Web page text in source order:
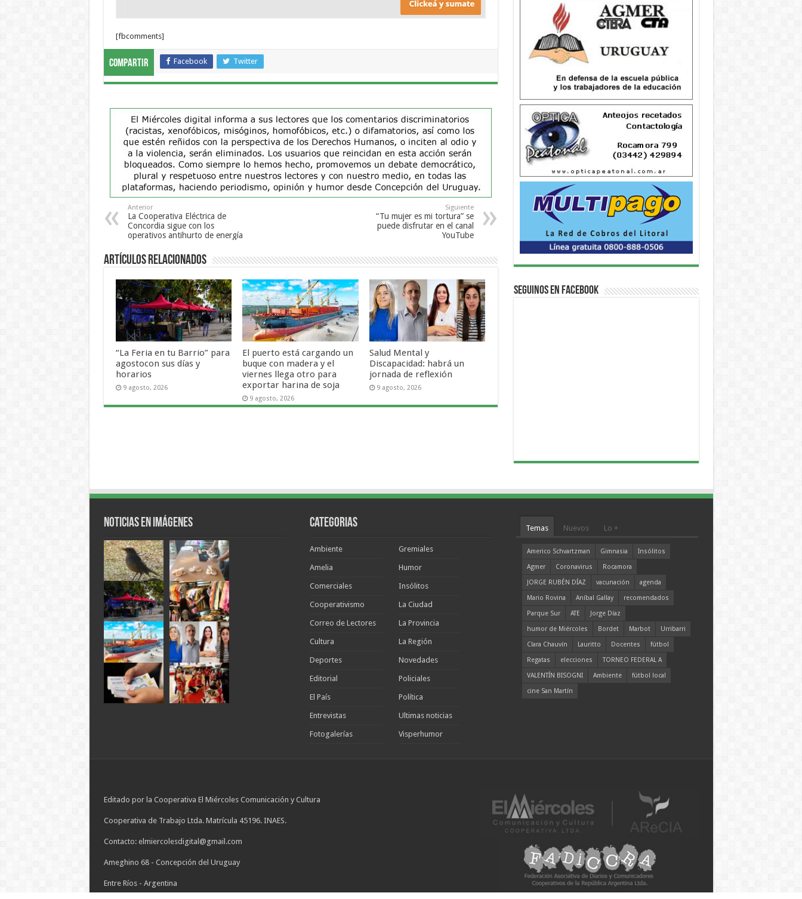
[fbcomments]
Compartir Facebook Twitter
Anterior
La Cooperativa Eléctrica de
Concordia sigue con los
operativos antihurto de energía
Siguiente
“Tu mujer es mi tortura” se
puede disfrutar en el canal
YouTube
Artículos Relacionados
“La Feria en tu Barrio” para
agostocon sus días y
horarios
9 agosto, 2026
El puerto está cargando un
buque con madera y el
viernes llega otro para
exportar harina de soja
9 agosto, 2026
Salud Mental y
Discapacidad: habrá un
jornada de reflexión
9 agosto, 2026
Seguinos en Facebook
Noticias en Imágenes Categorias
Ambiente
Amelia
Comerciales
Cooperativismo
Correo de Lectores
Cultura
Deportes
Editorial
El País
Entrevistas
Fotogalerías
Gremiales
Humor
Insólitos
La Ciudad
La Provincia
La Región
Novedades
Policiales
Política
Ultimas noticias
Visperhumor
Temas Nuevos Lo +
Americo Schvartzman Gimnasia
Insólitos
Agmer
Coronavirus
Rocamora
JORGE RUBÉN DÍAZ
vacunación
agenda
Mario Rovina
Aníbal Gallay
recomendados
Parque Sur
ATE
Jorge Díaz
humor de Miércoles
Bordet Marbot
Urribarri
Clara Chauvín
Lauritto Docentes
fútbol
Regatas
elecciones
TORNEO FEDERAL A
VALENTÍN BISOGNI
Ambiente
fútbol local
cine San Martín
Editado por la Cooperativa El Miércoles Comunicación y Cultura
Cooperativa de Trabajo Ltda. Matrícula 45196. INAES.
Contacto: elmiercolesdigital@gmail.com
Ameghino 68 - Concepción del Uruguay
Entre Ríos - Argentina